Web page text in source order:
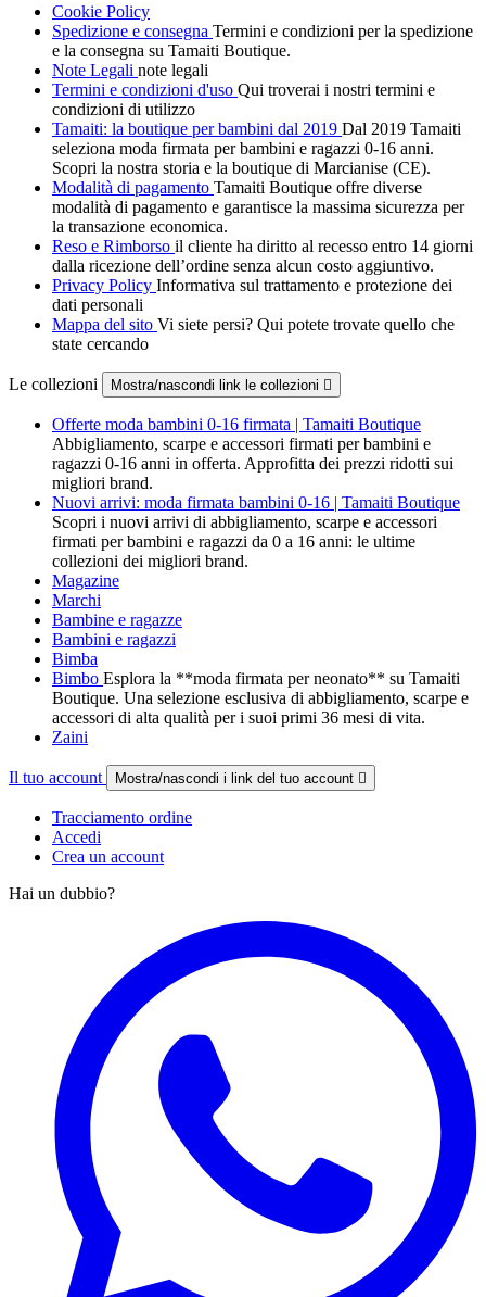
Cookie Policy
Spedizione e consegna Termini e condizioni per la spedizione
e la consegna su Tamaiti Boutique.
Note Legali note legali
Termini e condizioni d'uso Qui troverai i nostri termini e
condizioni di utilizzo
Tamaiti: la boutique per bambini dal 2019 Dal 2019 Tamaiti
seleziona moda firmata per bambini e ragazzi 0-16 anni.
Scopri la nostra storia e la boutique di Marcianise (CE).
Modalità di pagamento Tamaiti Boutique offre diverse
modalità di pagamento e garantisce la massima sicurezza per
la transazione economica.
Reso e Rimborso il cliente ha diritto al recesso entro 14 giorni
dalla ricezione dell’ordine senza alcun costo aggiuntivo.
Privacy Policy Informativa sul trattamento e protezione dei
dati personali
Mappa del sito Vi siete persi? Qui potete trovate quello che
state cercando
Le collezioni Mostra/nascondi link le collezioni 
Offerte moda bambini 0-16 firmata | Tamaiti Boutique
Abbigliamento, scarpe e accessori firmati per bambini e
ragazzi 0-16 anni in offerta. Approfitta dei prezzi ridotti sui
migliori brand.
Nuovi arrivi: moda firmata bambini 0-16 | Tamaiti Boutique
Scopri i nuovi arrivi di abbigliamento, scarpe e accessori
firmati per bambini e ragazzi da 0 a 16 anni: le ultime
collezioni dei migliori brand.
Magazine
Marchi
Bambine e ragazze
Bambini e ragazzi
Bimba
Bimbo Esplora la **moda firmata per neonato** su Tamaiti
Boutique. Una selezione esclusiva di abbigliamento, scarpe e
accessori di alta qualità per i suoi primi 36 mesi di vita.
Zaini
Il tuo account Mostra/nascondi i link del tuo account 
Tracciamento ordine
Accedi
Crea un account
Hai un dubbio?